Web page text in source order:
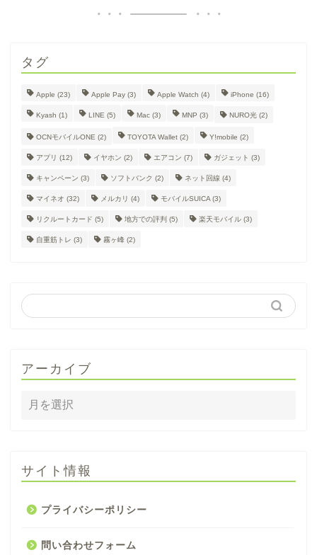
タグ
Apple (23) Apple Pay (3) Apple Watch (4) iPhone (16)
Kyash (1) LINE (5) Mac (3) MNP (3) NURO光 (2)
OCNモバイルONE (2) TOYOTA Wallet (2) Y!mobile (2)
アプリ (12) イヤホン (2) エアコン (7) ガジェット (3)
キャンペーン (3) ソフトバンク (2) ネット回線 (4)
マイネオ (32) メルカリ (4) モバイルSUICA (3)
リクルートカード (5) 地方での評判 (5) 楽天モバイル (3)
自重筋トレ (3) 霧ヶ峰 (2)
アーカイブ
サイト情報
プライバシーポリシー
問い合わせフォーム